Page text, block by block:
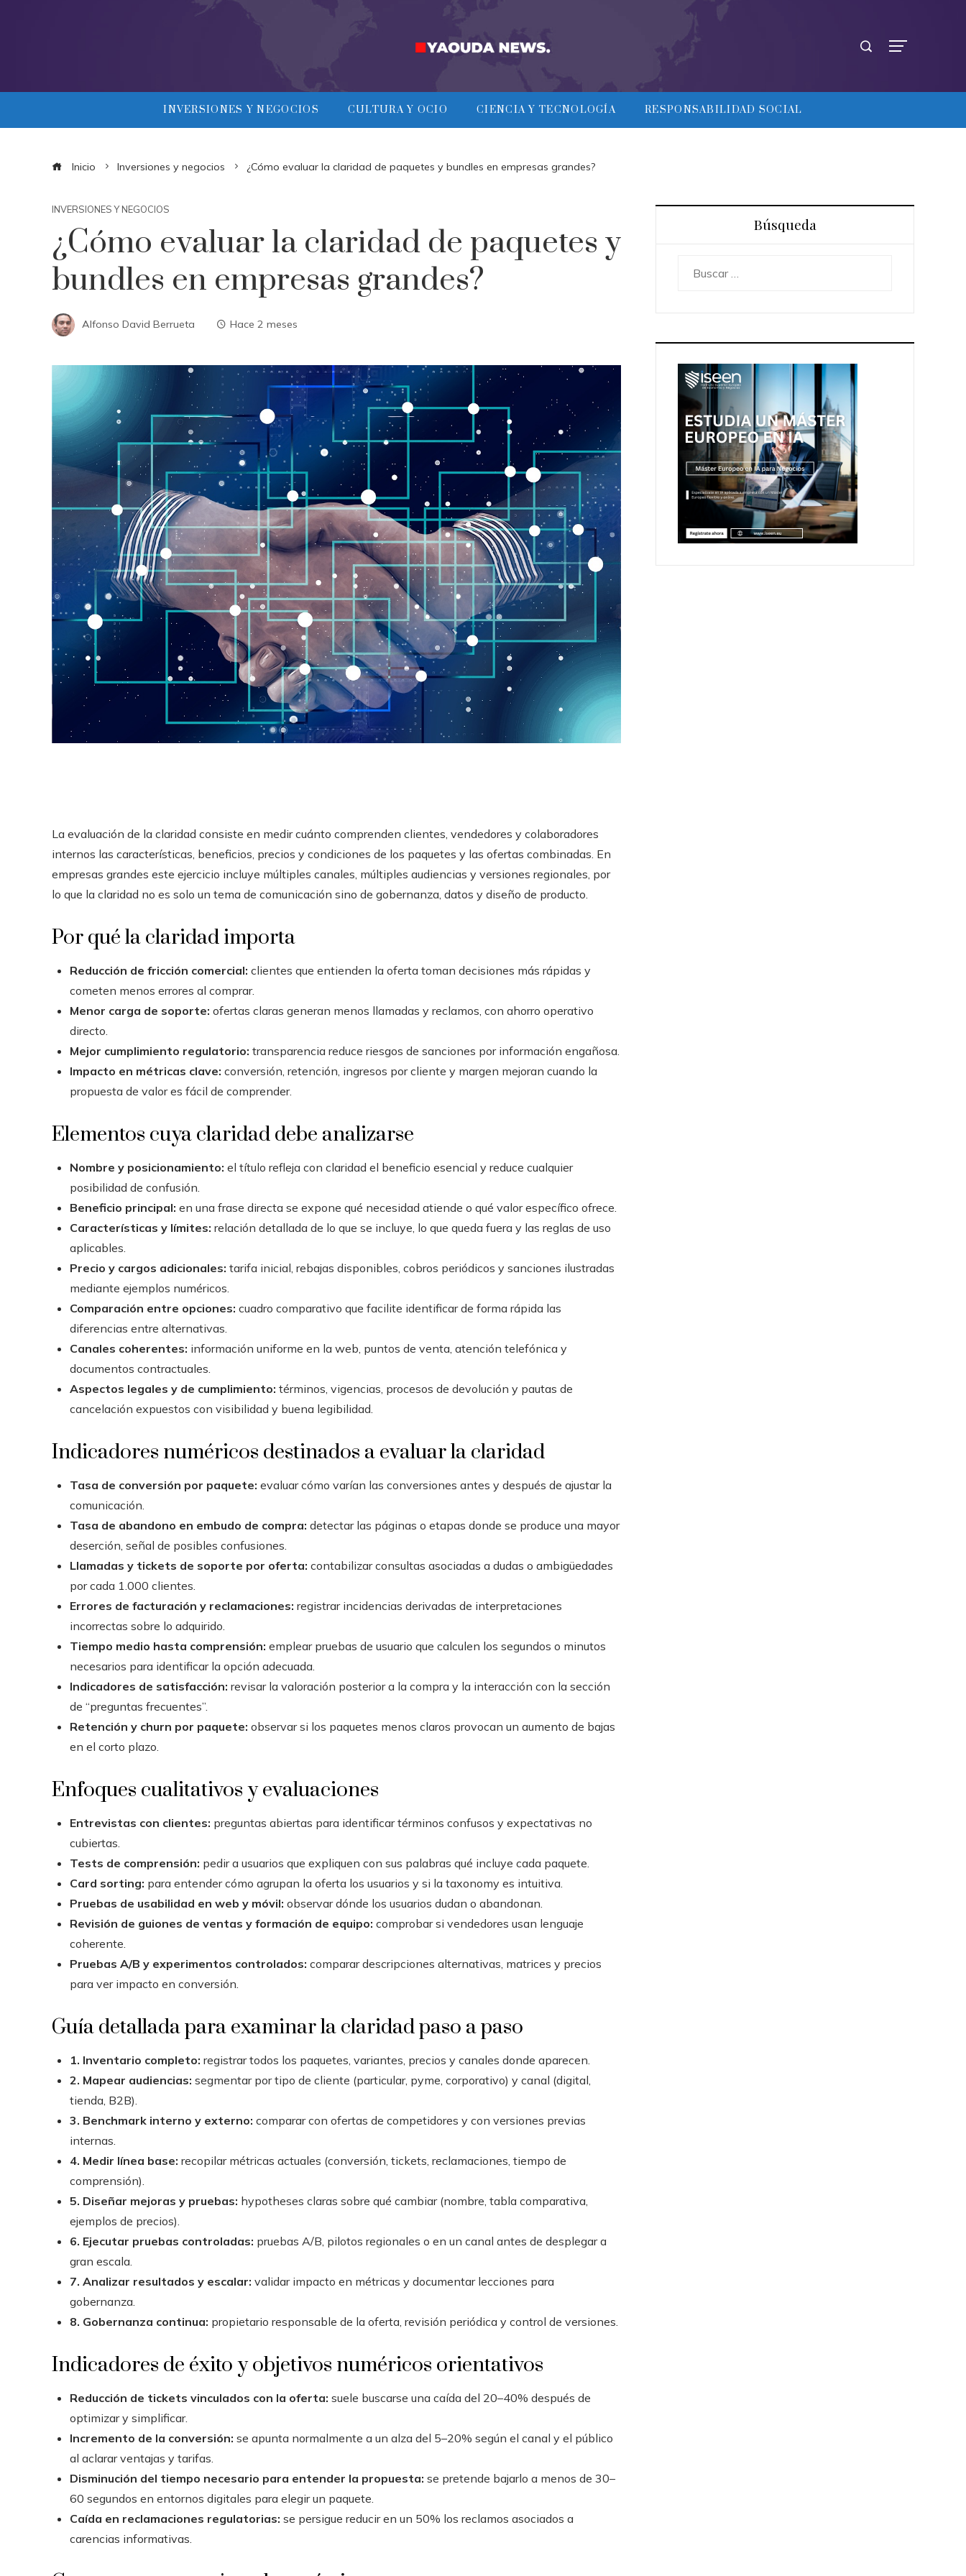
INVERSIONES Y NEGOCIOS CULTURA Y OCIO CIENCIA Y TECNOLOGÍA RESPONSABILIDAD SOCIAL
Inicio Inversiones y negocios ¿Cómo evaluar la claridad de paquetes y bundles en empresas grandes?
INVERSIONES Y NEGOCIOS
¿Cómo evaluar la claridad de paquetes y
bundles en empresas grandes?
Alfonso David Berrueta Hace 2 meses
La evaluación de la claridad consiste en medir cuánto comprenden clientes, vendedores y colaboradores
internos las características, beneficios, precios y condiciones de los paquetes y las ofertas combinadas. En
empresas grandes este ejercicio incluye múltiples canales, múltiples audiencias y versiones regionales, por
lo que la claridad no es solo un tema de comunicación sino de gobernanza, datos y diseño de producto.
Por qué la claridad importa
Reducción de fricción comercial: clientes que entienden la oferta toman decisiones más rápidas y
cometen menos errores al comprar.
Menor carga de soporte: ofertas claras generan menos llamadas y reclamos, con ahorro operativo
directo.
Mejor cumplimiento regulatorio: transparencia reduce riesgos de sanciones por información engañosa.
Impacto en métricas clave: conversión, retención, ingresos por cliente y margen mejoran cuando la
propuesta de valor es fácil de comprender.
Elementos cuya claridad debe analizarse
Nombre y posicionamiento: el título refleja con claridad el beneficio esencial y reduce cualquier
posibilidad de confusión.
Beneficio principal: en una frase directa se expone qué necesidad atiende o qué valor específico ofrece.
Características y límites: relación detallada de lo que se incluye, lo que queda fuera y las reglas de uso
aplicables.
Precio y cargos adicionales: tarifa inicial, rebajas disponibles, cobros periódicos y sanciones ilustradas
mediante ejemplos numéricos.
Comparación entre opciones: cuadro comparativo que facilite identificar de forma rápida las
diferencias entre alternativas.
Canales coherentes: información uniforme en la web, puntos de venta, atención telefónica y
documentos contractuales.
Aspectos legales y de cumplimiento: términos, vigencias, procesos de devolución y pautas de
cancelación expuestos con visibilidad y buena legibilidad.
Indicadores numéricos destinados a evaluar la claridad
Tasa de conversión por paquete: evaluar cómo varían las conversiones antes y después de ajustar la
comunicación.
Tasa de abandono en embudo de compra: detectar las páginas o etapas donde se produce una mayor
deserción, señal de posibles confusiones.
Llamadas y tickets de soporte por oferta: contabilizar consultas asociadas a dudas o ambigüedades
por cada 1.000 clientes.
Errores de facturación y reclamaciones: registrar incidencias derivadas de interpretaciones
incorrectas sobre lo adquirido.
Tiempo medio hasta comprensión: emplear pruebas de usuario que calculen los segundos o minutos
necesarios para identificar la opción adecuada.
Indicadores de satisfacción: revisar la valoración posterior a la compra y la interacción con la sección
de “preguntas frecuentes”.
Retención y churn por paquete: observar si los paquetes menos claros provocan un aumento de bajas
en el corto plazo.
Enfoques cualitativos y evaluaciones
Entrevistas con clientes: preguntas abiertas para identificar términos confusos y expectativas no
cubiertas.
Tests de comprensión: pedir a usuarios que expliquen con sus palabras qué incluye cada paquete.
Card sorting: para entender cómo agrupan la oferta los usuarios y si la taxonomy es intuitiva.
Pruebas de usabilidad en web y móvil: observar dónde los usuarios dudan o abandonan.
Revisión de guiones de ventas y formación de equipo: comprobar si vendedores usan lenguaje
coherente.
Pruebas A/B y experimentos controlados: comparar descripciones alternativas, matrices y precios
para ver impacto en conversión.
Guía detallada para examinar la claridad paso a paso
1. Inventario completo: registrar todos los paquetes, variantes, precios y canales donde aparecen.
2. Mapear audiencias: segmentar por tipo de cliente (particular, pyme, corporativo) y canal (digital,
tienda, B2B).
3. Benchmark interno y externo: comparar con ofertas de competidores y con versiones previas
internas.
4. Medir línea base: recopilar métricas actuales (conversión, tickets, reclamaciones, tiempo de
comprensión).
5. Diseñar mejoras y pruebas: hypotheses claras sobre qué cambiar (nombre, tabla comparativa,
ejemplos de precios).
6. Ejecutar pruebas controladas: pruebas A/B, pilotos regionales o en un canal antes de desplegar a
gran escala.
7. Analizar resultados y escalar: validar impacto en métricas y documentar lecciones para
gobernanza.
8. Gobernanza continua: propietario responsable de la oferta, revisión periódica y control de versiones.
Indicadores de éxito y objetivos numéricos orientativos
Reducción de tickets vinculados con la oferta: suele buscarse una caída del 20–40% después de
optimizar y simplificar.
Incremento de la conversión: se apunta normalmente a un alza del 5–20% según el canal y el público
al aclarar ventajas y tarifas.
Disminución del tiempo necesario para entender la propuesta: se pretende bajarlo a menos de 30–
60 segundos en entornos digitales para elegir un paquete.
Caída en reclamaciones regulatorias: se persigue reducir en un 50% los reclamos asociados a
carencias informativas.
Búsqueda